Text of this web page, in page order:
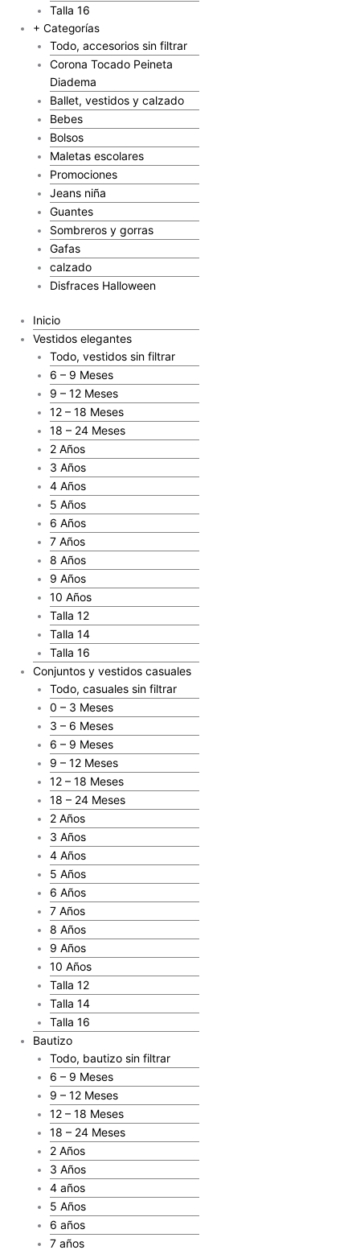
Talla 16
+ Categorías
Todo, accesorios sin filtrar
Corona Tocado Peineta
Diadema
Ballet, vestidos y calzado
Bebes
Bolsos
Maletas escolares
Promociones
Jeans niña
Guantes
Sombreros y gorras
Gafas
calzado
Disfraces Halloween
Inicio
Vestidos elegantes
Todo, vestidos sin filtrar
6 – 9 Meses
9 – 12 Meses
12 – 18 Meses
18 – 24 Meses
2 Años
3 Años
4 Años
5 Años
6 Años
7 Años
8 Años
9 Años
10 Años
Talla 12
Talla 14
Talla 16
Conjuntos y vestidos casuales
Todo, casuales sin filtrar
0 – 3 Meses
3 – 6 Meses
6 – 9 Meses
9 – 12 Meses
12 – 18 Meses
18 – 24 Meses
2 Años
3 Años
4 Años
5 Años
6 Años
7 Años
8 Años
9 Años
10 Años
Talla 12
Talla 14
Talla 16
Bautizo
Todo, bautizo sin filtrar
6 – 9 Meses
9 – 12 Meses
12 – 18 Meses
18 – 24 Meses
2 Años
3 Años
4 años
5 Años
6 años
7 años